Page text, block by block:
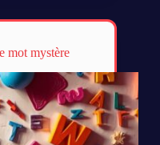
mot mystère